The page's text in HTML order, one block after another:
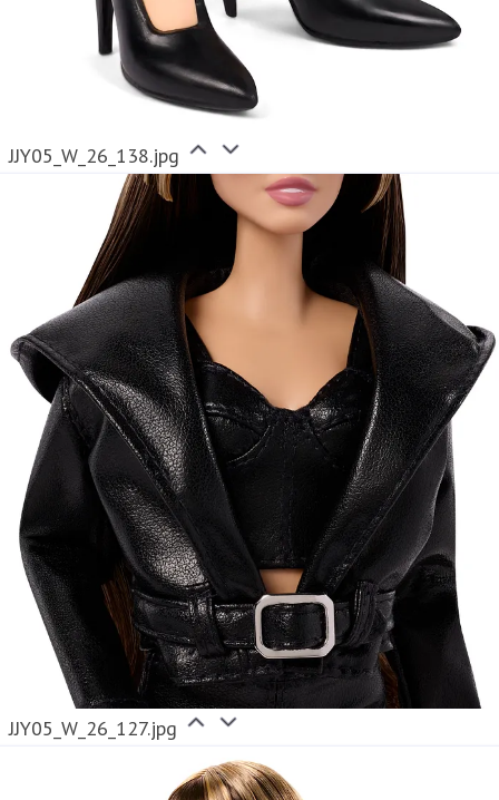
JJY05_W_26_138.jpg
JJY05_W_26_127.jpg